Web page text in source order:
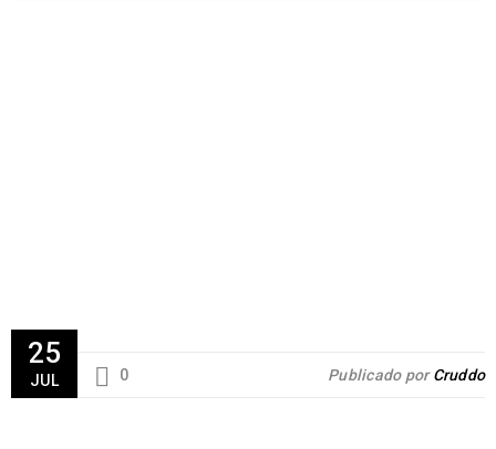
25
JUL 0 Publicado porCruddo